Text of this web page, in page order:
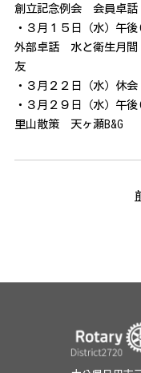
創立記念例会 会員卓
・３月１５日（水）午
外部卓話 水と衛生月
友
・３月２２日（水）休会
・３月２９日（水）午
里山散策 天ヶ瀬B&G